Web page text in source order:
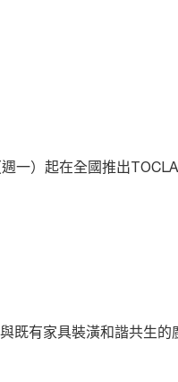
）起在全國推出
既有家具裝潢和諧共生的